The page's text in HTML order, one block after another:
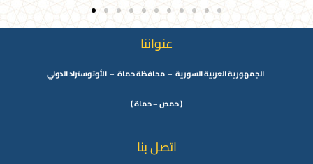
عنواننا
الجمهورية العربية السورية – محافظة حماة – الأوتوستراد الدولي
( حمص – حماة )
اتصل بنا